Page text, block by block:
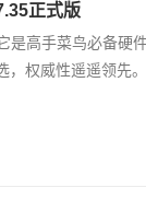
正式版
是高手菜鸟必备硬
权威性遥遥领先。